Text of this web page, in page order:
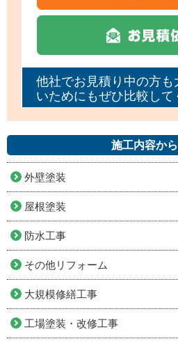
他社でお見積り中の方
いためにもぜひ比較して
施工内容か
外壁塗装
屋根塗装
防水工事
その他リフォーム
大規模修繕工事
工場塗装・改修工事